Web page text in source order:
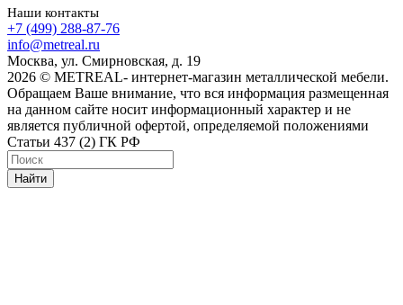
Наши контакты
+7 (499) 288-87-76
info@metreal.ru
Москва, ул. Смирновская, д. 19
2026 © METREAL- интернет-магазин металлической мебели.
Обращаем Ваше внимание, что вся информация размещенная
на данном сайте носит информационный характер и не
является публичной офертой, определяемой положениями
Статьи 437 (2) ГК РФ
Найти